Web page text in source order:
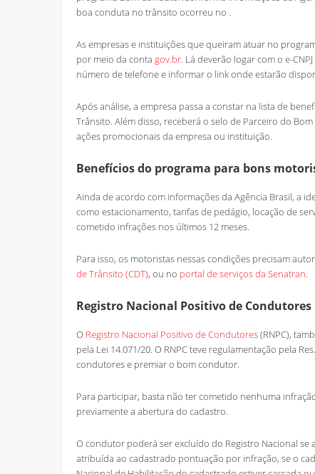
boa conduta no trânsito ocorreu no .
As empresas e instituições que queiram atuar no
por meio da contagov.br. Lá deverão logar com o e-
número de telefone e informar o link onde estarão
Após análise, a empresa passa a constar na lista de
Trânsito. Além disso, receberá o selo de Parceiro do
ações promocionais da empresa ou instituição.
Benefícios do programa para bons
Ainda de acordo com informações da Agência Brasil, a
como estacionamento, tarifas de pedágio, locação de
cometido infrações nos últimos 12 meses.
Para isso, os motoristas nessas condições precisam
de Trânsito (CDT), ou no portal de serviços da Senatran.
Registro Nacional Positivo de Condutores
O Registro Nacional Positivo de Condutores(RNPC),
pela Lei 14.071/20. O RNPC teve regulamentação pela
condutores e premiar o bom condutor.
Para participar, basta não ter cometido nenhuma
previamente a abertura do cadastro.
O condutor poderá ser excluído do Registro Nacional
atribuída ao cadastrado pontuação por infração, se o